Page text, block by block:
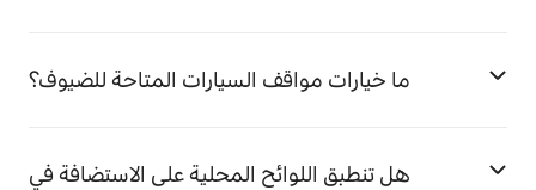
ما خيارات مواقف السيارات المتاحة للضيوف؟
هل تنطبق اللوائح المحلية على الاستضافة في